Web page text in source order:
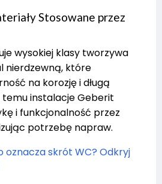
Stosowane przez
wysokiej klasy tworzywa
nierdzewną, które
na korozję i długą
temu instalacje Geberit
i funkcjonalność przez
potrzebę napraw.
oznacza skrót WC? Odkryj